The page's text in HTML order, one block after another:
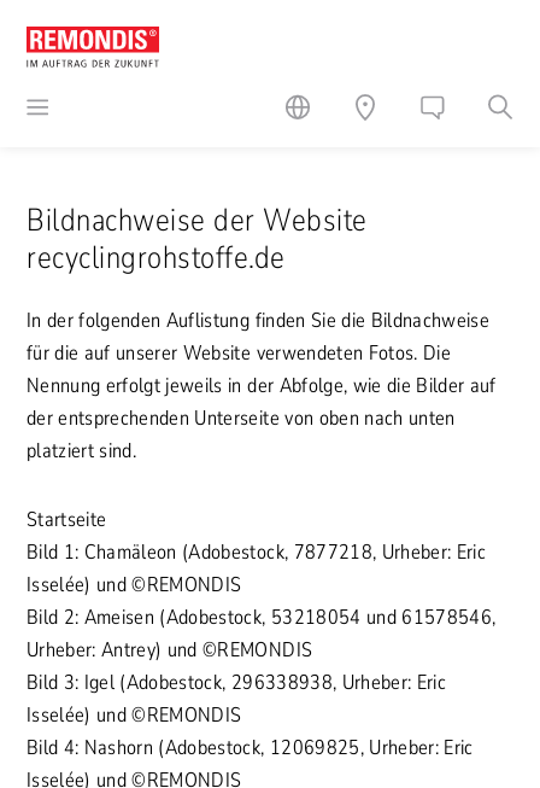
Bildnachweise der Website
recyclingrohstoffe.de
In der folgenden Auflistung finden Sie die Bildnachweise
für die auf unserer Website verwendeten Fotos. Die
Nennung erfolgt jeweils in der Abfolge, wie die Bilder auf
der entsprechenden Unterseite von oben nach unten
platziert sind.
Startseite
Bild 1: Chamäleon (Adobestock, 7877218, Urheber: Eric
Isselée) und ©REMONDIS
Bild 2: Ameisen (Adobestock, 53218054 und 61578546,
Urheber: Antrey) und ©REMONDIS
Bild 3: Igel (Adobestock, 296338938, Urheber: Eric
Isselée) und ©REMONDIS
Bild 4: Nashorn (Adobestock, 12069825, Urheber: Eric
Isselée) und ©REMONDIS